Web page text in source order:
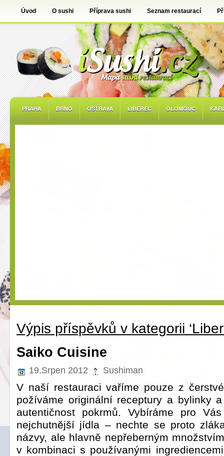
Úvod O sushi Příprava sushi Seznam restaurací
PRAHA BRNO OSTRAVA LIBEREC OLOMOUC
Výpis příspěvků v kategorii
Saiko Cuisine
19.Srpen 2012 Sushiman
V naší restauraci vaříme pouze z
požíváme originální receptury a bylinky
autentičnost pokrmů. Vybíráme pro
nejchutnější jídla – nechte se proto
názvy, ale hlavně nepřeberným
v kombinaci s používanými